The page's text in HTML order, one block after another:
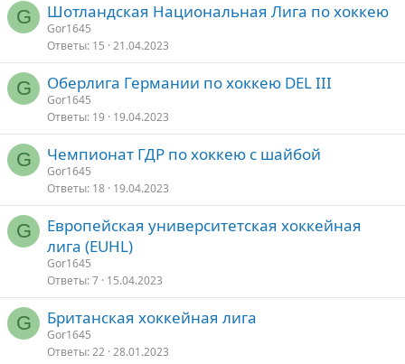
G Шотландская Национальная Лига по хоккею
Gor1645
Ответы 15 21.04.2023
G Оберлига Германии по хоккею DEL III
Gor1645
Ответы 19 19.04.2023
G Чемпионат ГДР по хоккею с шайбой
Gor1645
Ответы 18 19.04.2023
G
Европейская университетская хоккейная
лига (EUHL)
Gor1645
Ответы 7 15.04.2023
G Британская хоккейная лига
Gor1645
Ответы 22 28.01.2023